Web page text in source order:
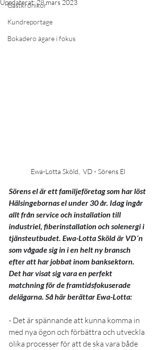
Gästkrönikor
Kundreportage
Bokadero ägare i fokus
Uppdaterat:28 mars 2023
Ewa-Lotta Sköld,  VD - Sörens El
Sörens el är ett familjeföretag som har löst
Hälsingebornas el under 30 år. Idag ingår
allt från service och installation till
industriel, fiberinstallation och solenergi i
tjänsteutbudet. Ewa-Lotta Sköld är VD´n
som vågade sig in i en helt ny bransch
efter att har jobbat inom banksektorn.
Det har visat sig vara en perfekt
matchning för de framtidsfokuserade
delägarna. Så här berättar Ewa-Lotta:
- Det är spännande att kunna komma in
med nya ögon och förbättra och utveckla
olika processer för att de ska vara både